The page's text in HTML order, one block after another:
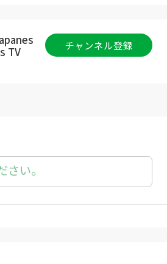
20
丈冒険団宛」
TV
チャンネル登録
い。